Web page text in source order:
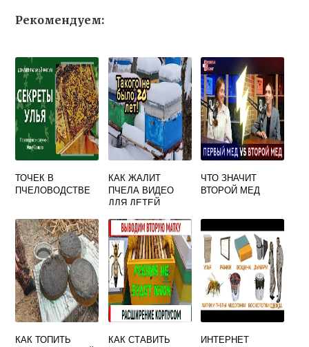
Рекомендуем:
ТОЧЕК В
ПЧЕЛОВОДСТВЕ
КАК ЖАЛИТ
ПЧЕЛА ВИДЕО
ДЛЯ ДЕТЕЙ
ЧТО ЗНАЧИТ
ВТОРОЙ МЕД
КАК ТОПИТЬ
КАК СТАВИТЬ
ИНТЕРНЕТ